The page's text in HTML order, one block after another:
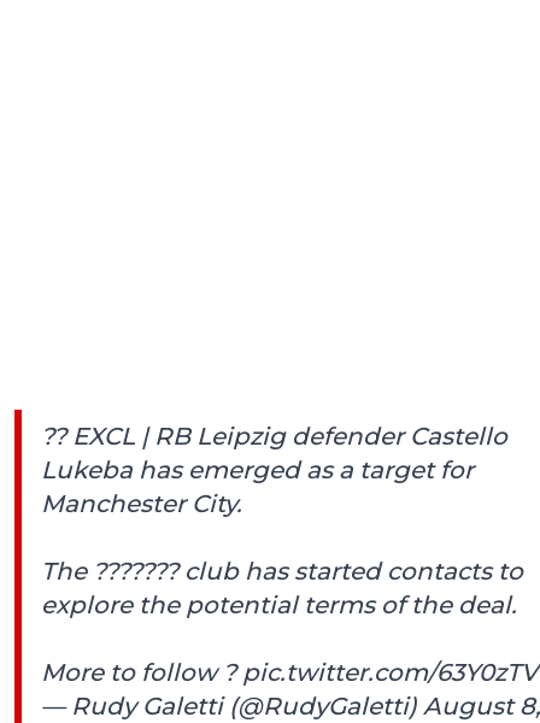
?? EXCL | RB Leipzig defender Castello
Lukeba has emerged as a target for
Manchester City.
The ??????? club has started contacts to
explore the potential terms of the deal.
More to follow ? pic.twitter.com/
— Rudy Galetti (@RudyGaletti) August 8,